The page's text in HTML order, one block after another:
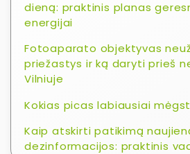
dieną: praktinis planas
energijai
Fotoaparato objektyvas
priežastys ir ką daryti prieš
Vilniuje
Kokias picas labiausiai
Kaip atskirti patikimą
dezinformacijos: praktinis